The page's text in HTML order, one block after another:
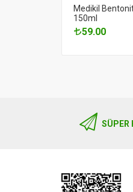
Medikil
150ml
59.00
SÜPER